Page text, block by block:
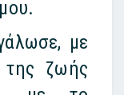
με
της ζωής